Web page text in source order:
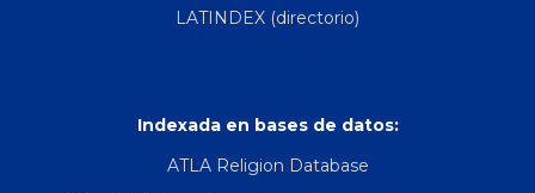
LATINDEX (directorio)
Indexada en bases de datos:
ATLA Religion Database